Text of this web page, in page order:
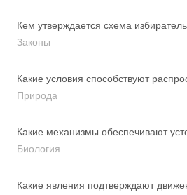
Кем утверждается схема
Законы
Какие условия способствуют
Природа
Какие механизмы обеспечивают
Биология
Какие явления подтверждают